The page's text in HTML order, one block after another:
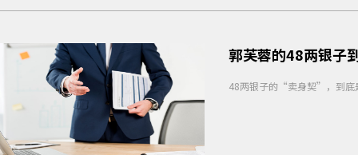
郭芙蓉的48两银子
48两银子的“卖身契”，到底